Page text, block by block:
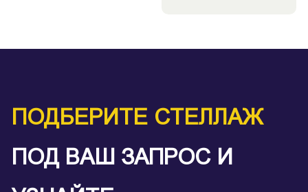
ПОДБЕРИТЕ СТЕЛЛАЖ
ПОД ВАШ ЗАПРОС И